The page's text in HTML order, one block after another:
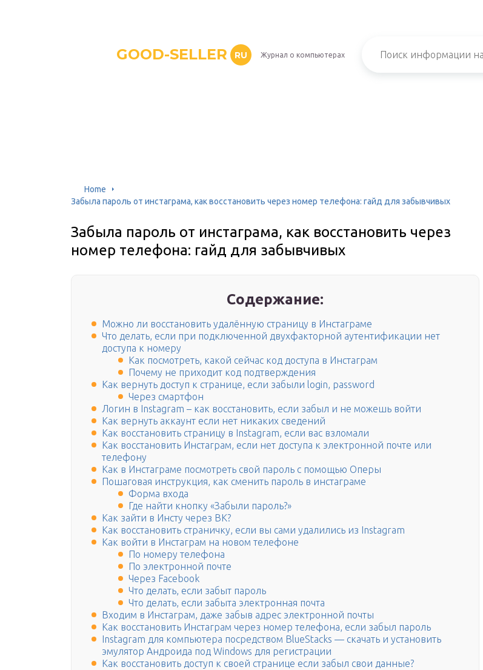
GOOD-SELLER RU Журнал о компьютерах
Home
Забыла пароль от инстаграма, как восстановить через номер телефона: гайд для забывчивых
Забыла пароль от инстаграма, как восстановить через
номер телефона: гайд для забывчивых
Содержание:
Можно ли восстановить удалённую страницу в Инстаграме
Что делать, если при подключенной двухфакторной аутентификации нет
доступа к номеру
Как посмотреть, какой сейчас код доступа в Инстаграм
Почему не приходит код подтверждения
Как вернуть доступ к странице, если забыли login, password
Через смартфон
Логин в Instagram – как восстановить, если забыл и не можешь войти
Как вернуть аккаунт если нет никаких сведений
Как восстановить страницу в Instagram, если вас взломали
Как восстановить Инстаграм, если нет доступа к электронной почте или
телефону
Как в Инстаграме посмотреть свой пароль с помощью Оперы
Пошаговая инструкция, как сменить пароль в инстаграме
Форма входа
Где найти кнопку «Забыли пароль?»
Как зайти в Инсту через ВК?
Как восстановить страничку, если вы сами удалились из Instagram
Как войти в Инстаграм на новом телефоне
По номеру телефона
По электронной почте
Через Facebook
Что делать, если забыт пароль
Что делать, если забыта электронная почта
Входим в Инстаграм, даже забыв адрес электронной почты
Как восстановить Инстаграм через номер телефона, если забыл пароль
Instagram для компьютера посредством BlueStacks — скачать и установить
эмулятор Андроида под Windows для регистрации
Как восстановить доступ к своей странице если забыл свои данные?